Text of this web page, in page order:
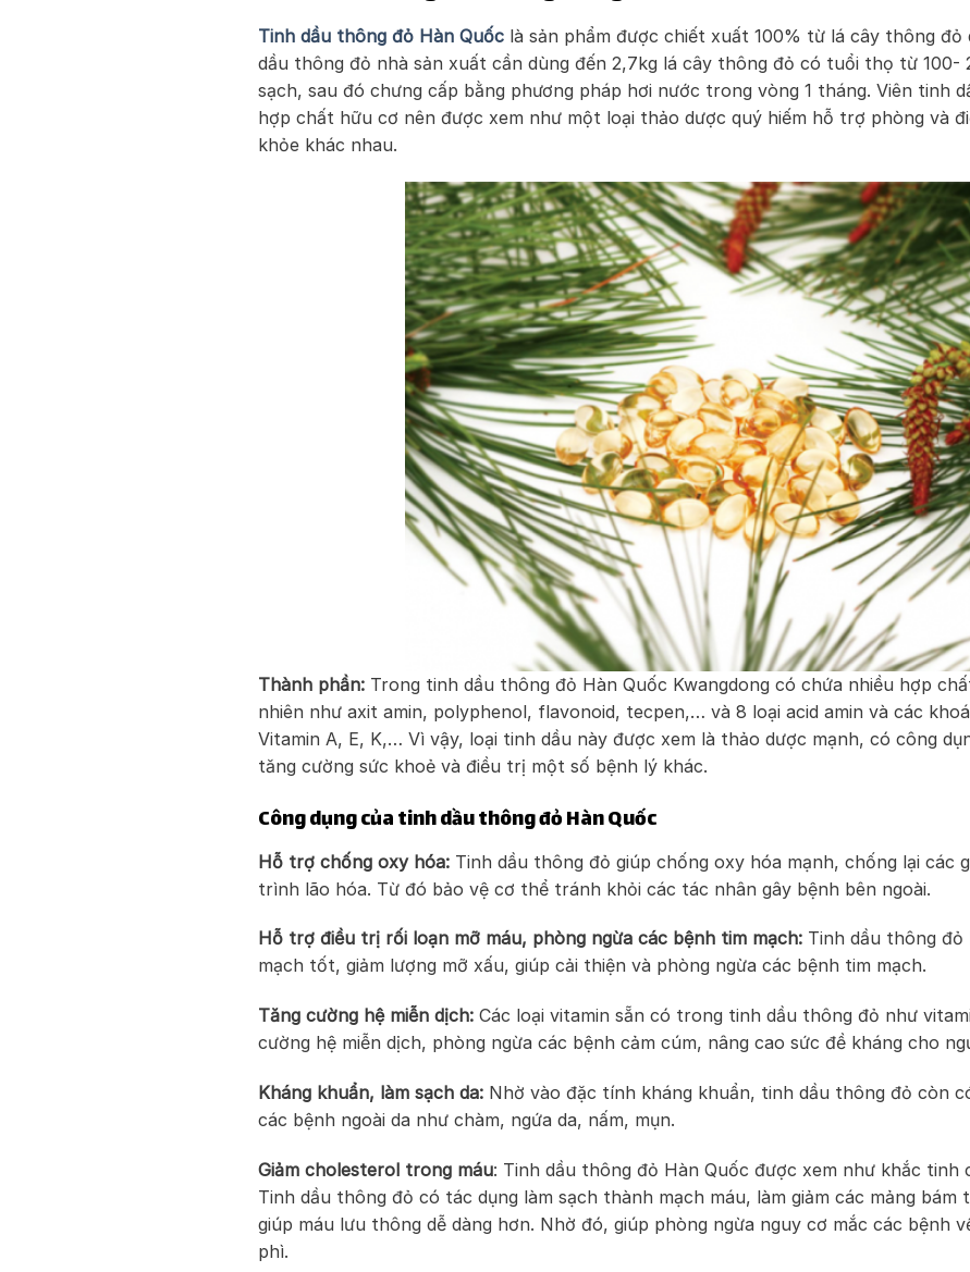
Tinh dầu thông đỏ Hàn Quốc là sản phẩm được chiết xuất 100% từ lá cây thông đỏ
dầu thông đỏ nhà sản xuất cần dùng đến 2,7kg lá cây thông đỏ có tuổi thọ từ 100-
sạch, sau đó chưng cấp bằng phương pháp hơi nước trong vòng 1 tháng. Viên tinh
hợp chất hữu cơ nên được xem như một loại thảo dược quý hiếm hỗ trợ phòng và
khỏe khác nhau.
Thành phần: Trong tinh dầu thông đỏ Hàn Quốc Kwangdong có chứa nhiều hợp
nhiên như axit amin, polyphenol, flavonoid, tecpen,… và 8 loại acid amin và các
Vitamin A, E, K,… Vì vậy, loại tinh dầu này được xem là thảo dược mạnh, có công
tăng cường sức khoẻ và điều trị một số bệnh lý khác.
Công dụng của tinh dầu thông đỏ Hàn Quốc
Hỗ trợ chống oxy hóa: Tinh dầu thông đỏ giúp chống oxy hóa mạnh, chống lại các
trình lão hóa. Từ đó bảo vệ cơ thể tránh khỏi các tác nhân gây bệnh bên ngoài.
Hỗ trợ điều trị rối loạn mỡ máu, phòng ngừa các bệnh tim mạch: Tinh dầu thông
mạch tốt, giảm lượng mỡ xấu, giúp cải thiện và phòng ngừa các bệnh tim mạch.
Tăng cường hệ miễn dịch: Các loại vitamin sẵn có trong tinh dầu thông đỏ như
cường hệ miễn dịch, phòng ngừa các bệnh cảm cúm, nâng cao sức đề kháng cho
Kháng khuẩn, làm sạch da: Nhờ vào đặc tính kháng khuẩn, tinh dầu thông đỏ còn
các bệnh ngoài da như chàm, ngứa da, nấm, mụn.
Giảm cholesterol trong máu: Tinh dầu thông đỏ Hàn Quốc được xem như khắc tinh
Tinh dầu thông đỏ có tác dụng làm sạch thành mạch máu, làm giảm các mảng
giúp máu lưu thông dễ dàng hơn. Nhờ đó, giúp phòng ngừa nguy cơ mắc các bệnh
phì.